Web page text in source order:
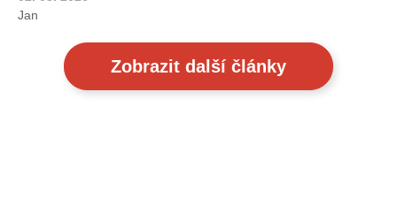
Jan
Zobrazit další články